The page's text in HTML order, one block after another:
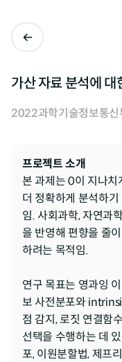
가산 자료 분석에 대
2022과학기술정보통신
프로젝트 소개
본 과제는 0이 지나치
더 정확하게 분석하
임. 사회과학, 자연과
을 반영해 편향을 줄
하려는 목적임.
연구 목표는 영과잉
보 사전분포와
점 감지, 로짓 연결함
선택을 수행하는 데
포, 이원분할법, 제프